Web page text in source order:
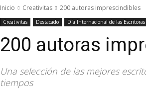
Inicio Creativitas 200 autoras imprescindibles
Creativitas Destacado Día Internacional de las Escritoras
200 autoras
Una selección de las mejores
tiempos